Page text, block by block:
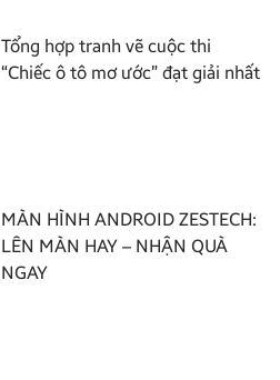
Tổng hợp tranh vẽ cuộc thi
“Chiếc ô tô mơ ước” đạt giải nhất
MÀN HÌNH ANDROID ZESTECH:
LÊN MÀN HAY – NHẬN QUÀ
NGAY